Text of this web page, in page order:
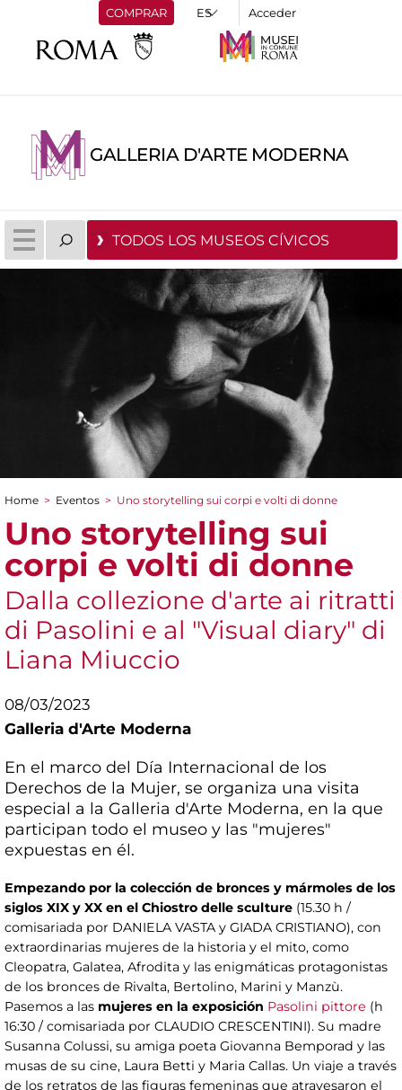
COMPRAR Acceder
GALLERIA D'ARTE MODERNA
TODOS LOS MUSEOS CÍVICOS
You are here
Home > Eventos > Uno storytelling sui corpi e volti di donne
Uno storytelling sui
corpi e volti di donne
Dalla collezione d'arte ai ritratti
di Pasolini e al "Visual diary" di
Liana Miuccio
08/03/2023
Galleria d'Arte Moderna
En el marco del Día Internacional de los
Derechos de la Mujer, se organiza una visita
especial a la Galleria d'Arte Moderna, en la que
participan todo el museo y las "mujeres"
expuestas en él.
Empezando por la colección de bronces y mármoles de los
siglos XIX y XX en el Chiostro delle sculture (15.30 h /
comisariada por DANIELA VASTA y GIADA CRISTIANO), con
extraordinarias mujeres de la historia y el mito, como
Cleopatra, Galatea, Afrodita y las enigmáticas protagonistas
de los bronces de Rivalta, Bertolino, Marini y Manzù.
Pasemos a las mujeres en la exposición Pasolini pittore (h
16:30 / comisariada por CLAUDIO CRESCENTINI). Su madre
Susanna Colussi, su amiga poeta Giovanna Bemporad y las
musas de su cine, Laura Betti y Maria Callas. Un viaje a través
de los retratos de las figuras femeninas que atravesaron el